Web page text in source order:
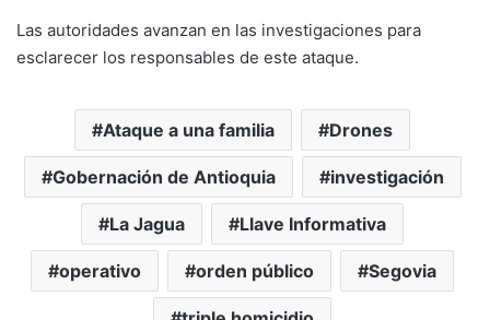
Las autoridades avanzan en las investigaciones para
esclarecer los responsables de este ataque.
Ataque a una familia Drones
Gobernación de Antioquia investigación
La Jagua Llave Informativa
operativo orden público Segovia